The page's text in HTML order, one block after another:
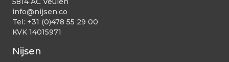
info@nijsen.co
Tel: +31 (0)478 55 29 00
KVK 14015971
Nijsen